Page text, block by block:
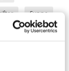
Suppe